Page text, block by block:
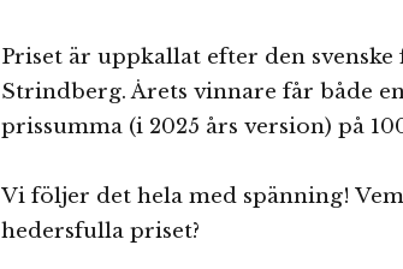
Priset är uppkallat efter den
Strindberg. Årets vinnare får både
prissumma (i 2025 års version) på
Vi följer det hela med spänning!
hedersfulla priset?